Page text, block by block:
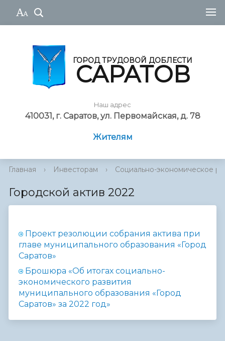
ГОРОД ТРУДОВОЙ ДОБЛЕСТИ
САРАТОВ
Наш адрес
410031, г. Саратов, ул. Первомайская, д. 78
Жителям
Главная › Инвесторам › Социально-экономическое
Городской актив 2022
Проект резолюции собрания актива при
главе муниципального образования «Город
Саратов»
Брошюра «Об итогах социально-
экономического развития
муниципального образования «Город
Саратов» за 2022 год»